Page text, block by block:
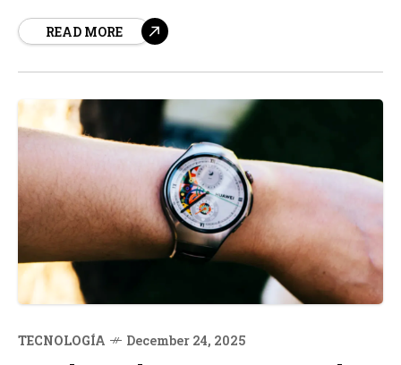
READ MORE
TECNOLOGÍA December 24, 2025